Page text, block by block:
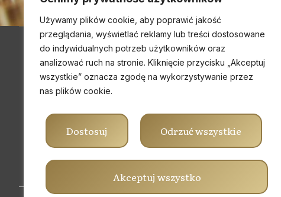
Używamy plików cookie, aby poprawić jakość
przeglądania, wyświetlać reklamy lub treści dostosowane
do indywidualnych potrzeb użytkowników oraz
analizować ruch na stronie. Kliknięcie przycisku „Akceptuj
wszystkie” oznacza zgodę na wykorzystywanie przez
nas plików cookie.
Dostosuj Odrzuć wszystkie
Akceptuj wszystko
Dane kontaktowe
Numer telefonu
Email
oaza.zdrowia@wp.pl